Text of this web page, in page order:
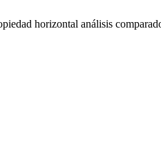
horizontal análisis